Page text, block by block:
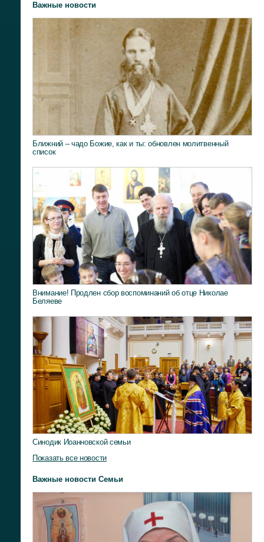
Важные новости
Ближний – чадо Божие, как и ты: обновлен молитвенный
список
Внимание! Продлен сбор воспоминаний об отце Николае
Беляеве
Синодик Иоанновской семьи
Показать все новости
Важные новости Семьи